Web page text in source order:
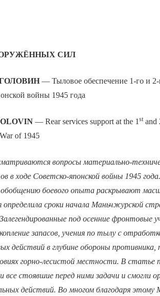
СИЛ
— Тыловое обеспечение 1-го и
войны 1945 года
— Rear services support at the 1st and
of 1945
вопросы материально-
в ходе Советско-японской войны 1945
обобщению боевого опыта раскрывают
сроки начала Маньчжурской
под осенние фронтовые
запасов, учения по тылу с
действий в глубине обороны противника,
горно-лесистой местности. В статье
стоявшие перед ними задачи и смогли
действий. Во многом благодаря этому